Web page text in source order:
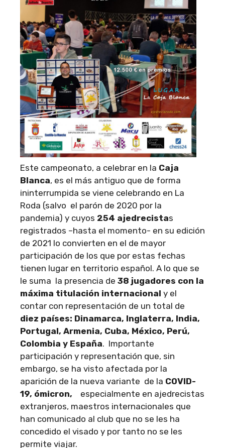
Este campeonato, a celebrar en la Caja
Blanca, es el más antiguo que de forma
ininterrumpida se viene celebrando en La
Roda (salvo el parón de 2020 por la
pandemia) y cuyos 254 ajedrecistas
registrados –hasta el momento- en su edición
de 2021 lo convierten en el de mayor
participación de los que por estas fechas
tienen lugar en territorio español. A lo que se
le suma la presencia de 38 jugadores con la
máxima titulación internacional y el
contar con representación de un total de
diez países: Dinamarca, Inglaterra, India,
Portugal, Armenia, Cuba, México, Perú,
Colombia y España. Importante
participación y representación que, sin
embargo, se ha visto afectada por la
aparición de la nueva variante de la COVID-
19, ómicron,
especialmente en ajedrecistas
extranjeros, maestros internacionales que
han comunicado al club que no se les ha
concedido el visado y por tanto no se les
permite viajar.